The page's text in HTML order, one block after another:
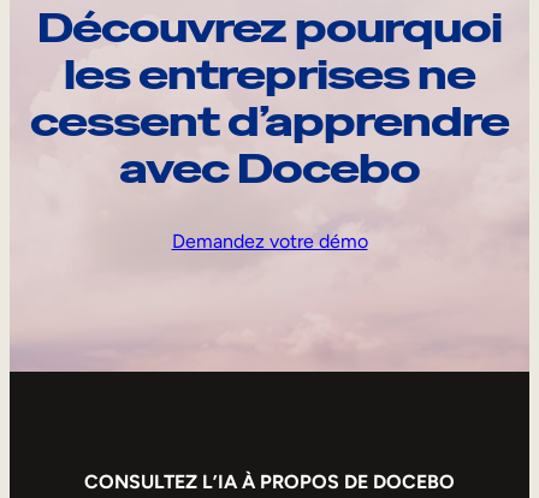
Découvrez pourquoi
les entreprises ne
cessent d’apprendre
avec Docebo
Demandez votre démo
CONSULTEZ L’IA À PROPOS DE DOCEBO